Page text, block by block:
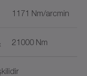
1171 Nm/arcmin
21000 Nm